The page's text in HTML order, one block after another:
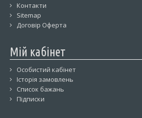
Контакти
Sitemap
Договір Оферта
Мій кабінет
Особистий кабінет
Історія замовлень
Список бажань
Підписки